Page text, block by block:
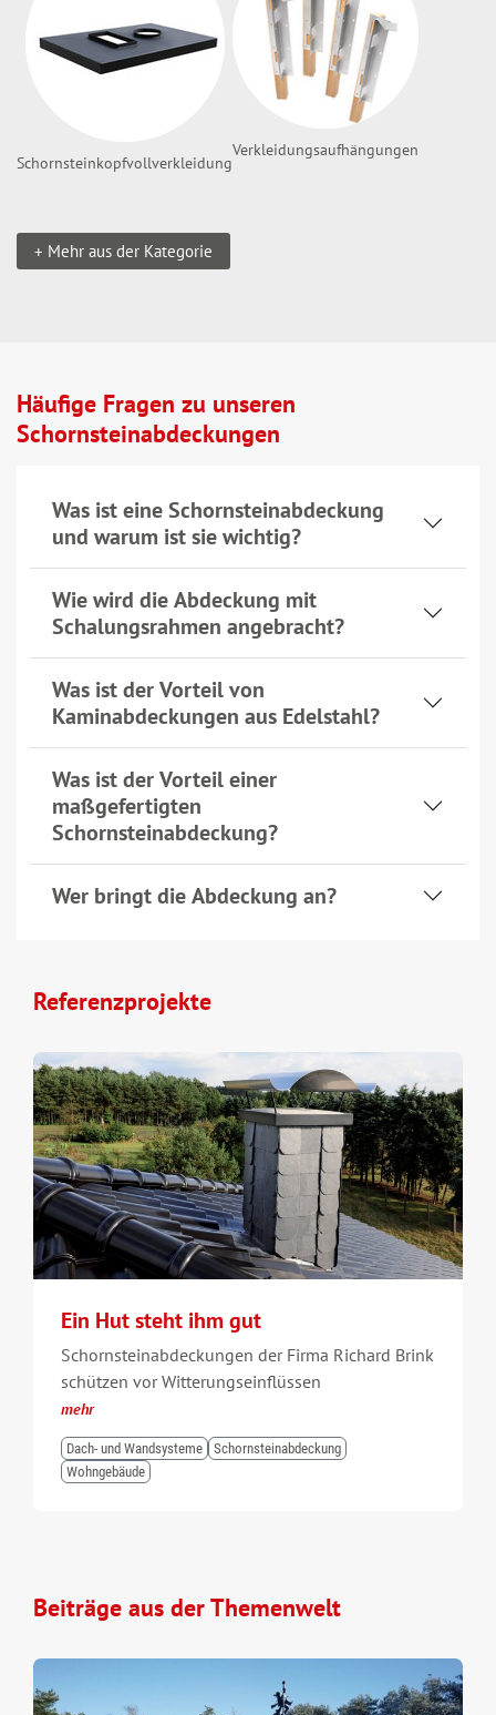
Schornsteinkopfvollverkleidung
Verkleidungsaufhängungen
+ Mehr aus der Kategorie
Häufige Fragen zu unseren
Schornsteinabdeckungen
Was ist eine Schornsteinabdeckung
und warum ist sie wichtig?
Wie wird die Abdeckung mit
Schalungsrahmen angebracht?
Was ist der Vorteil von
Kaminabdeckungen aus Edelstahl?
Was ist der Vorteil einer
maßgefertigten
Schornsteinabdeckung?
Wer bringt die Abdeckung an?
Referenzprojekte
Ein Hut steht ihm gut
Schornsteinabdeckungen der Firma Richard Brink
schützen vor Witterungseinflüssen
mehr
Dach- und Wandsysteme
Schornsteinabdeckung
Wohngebäude
Beiträge aus der Themenwelt